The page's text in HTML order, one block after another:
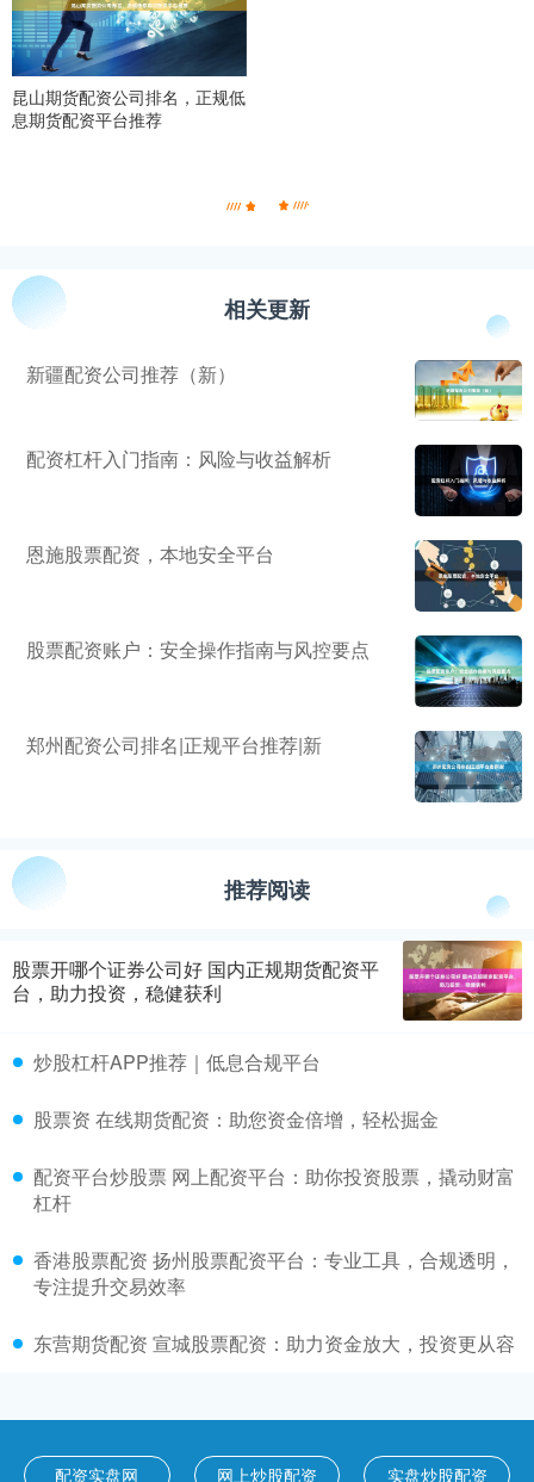
昆山期货配资公司排名，正规低
息期货配资平台推荐
相关更新
新疆配资公司推荐（新）
配资杠杆入门指南：风险与收益解析
恩施股票配资，本地安全平台
股票配资账户：安全操作指南与风控要点
郑州配资公司排名|正规平台推荐|新
推荐阅读
股票开哪个证券公司好 国内正规期货配资平
台，助力投资，稳健获利
炒股杠杆APP推荐｜低息合规平台
股票资 在线期货配资：助您资金倍增，轻松掘金
配资平台炒股票 网上配资平台：助你投资股票，撬动财富
杠杆
香港股票配资 扬州股票配资平台：专业工具，合规透明，
专注提升交易效率
东营期货配资 宣城股票配资：助力资金放大，投资更从容
配资实盘网 网上炒股配资 实盘炒股配资